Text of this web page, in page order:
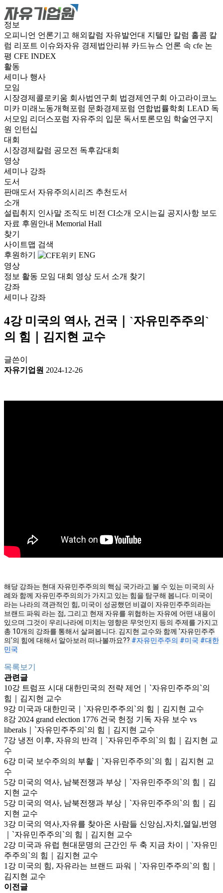
정보
오피니언 언론기고 해외칼럼 자유발언대 지텔만 칼럼 홀콤 칼
럼 리포트 이슈와자유 경제법안리뷰 카드뉴스 언론 속 cfe 논
평 CFE INDEX
활동
세미나 행사
모임
시장경제콜로키움 회사법연구회 법경제연구회 아고라이코노
미카 미래노동개혁포럼 문화경제포럼 연합법률학회 LEAD 독
서모임 리더스포럼 자유주의 입문 독서토론모임 학술연구지
원 인턴십
대회
시장경제칼럼 공모전 독후감대회
영상
세미나 강좌
도서
판매도서 자유주의시리즈 추천도서
소개
설립취지 인사말 조직도 비전 CI소개 오시는길 공지사항 보도
자료 후원안내 Memorial Hall
찾기
사이트맵 검색
후원하기
ENG
영상
정보 활동 모임 대회 영상 도서 소개 찾기
강좌
세미나 강좌
4강 미국의 역사, 건국｜`자유민주주의`
의 힘｜김지현 교수
글쓴이
자유기업원 2024-12-26
해당 강좌는 현대 자유민주주의의 핵심 국가라고 볼 수 있는 미국의 사
례와 함께 자유민주주의의가 가지고 있는 힘을 탐구해 봅니다. 미국이
라는 나라의 객관적인 힘, 미국이 성공했던 비결이 자유민주주의라는
브랜드 파워 라는 점, 그리고 현재 자유를 위협하는 자유에 어떤 내용이
있으며 그것이 우리나라에 미치는 영향은 무엇인지 등의 주제를 가지고
총 10개의 강좌를 통해서 살펴봅니다. 김지현 교수와 함께 '자유민주주
의'의 힘에 대해서 알아보러 떠나볼까요?? #자유민주주의 #미국 #대한
민국
목록보기
관련글
10강 트럼프 시대 대한민국의 전략 제언｜`자유민주주의`의
힘｜김지현 교수
9강 미국과 대한민국｜`자유민주주의`의 힘｜김지현 교수
8강 2024 grand election 1776 건국 헌정 기독 자유 보수 vs
liberals｜`자유민주주의`의 힘｜김지현 교수
7강 냉전 이후, 자유의 반격｜`자유민주주의`의 힘｜김지현 교
수
6강 미국 보수주의의 부활｜`자유민주주의`의 힘｜김지현 교
수
5강 미국의 역사, 남북전쟁과 부상｜`자유민주주의`의 힘｜김
지현 교수
5강 미국의 역사, 남북전쟁과 부상｜`자유민주주의`의 힘｜김
지현 교수
3강 미국의 역사,자유를 찾아온 사람들 신앙심,자치,열일,번영
｜`자유민주주의`의 힘｜김지현 교수
2강 미국과 유럽 현대문명의 근간인 두 축 지금 차이｜`자유민
주주의`의 힘｜김지현 교수
1강 미국의 힘, 자유라는 브랜드 파워｜`자유민주주의`의 힘｜
김지현 교수
이전글